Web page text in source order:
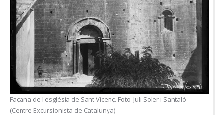
Façana de l'església de Sant Vicenç. Foto: Juli Soler i Santaló
(Centre Excursionista de Catalunya)